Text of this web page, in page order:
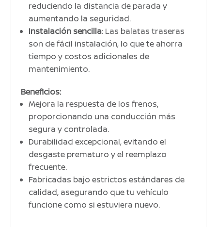
reduciendo la distancia de parada y
aumentando la seguridad.
Instalación sencilla: Las balatas traseras
son de fácil instalación, lo que te ahorra
tiempo y costos adicionales de
mantenimiento.
Beneficios:
Mejora la respuesta de los frenos,
proporcionando una conducción más
segura y controlada.
Durabilidad excepcional, evitando el
desgaste prematuro y el reemplazo
frecuente.
Fabricadas bajo estrictos estándares de
calidad, asegurando que tu vehículo
funcione como si estuviera nuevo.